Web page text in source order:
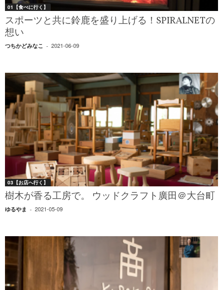
01【食べに行く】
スポーツと共に鈴鹿を盛り上げる！SPIRALNETの
想い
つちかどみなこ - 2021-06-09
03【お店へ行く】
樹木が香る工房で。 ウッドクラフト廣田＠大台町
ゆるやま - 2021-05-09